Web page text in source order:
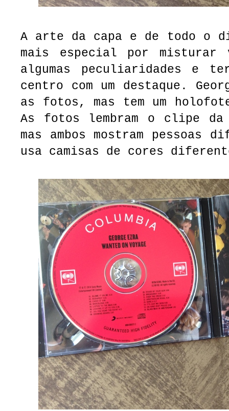
A arte da capa e de todo o
mais especial por misturar
algumas peculiaridades e
centro com um destaque.
as fotos, mas tem um
As fotos lembram o clipe da
mas ambos mostram pessoas
usa camisas de cores